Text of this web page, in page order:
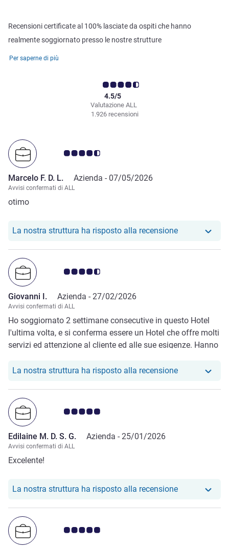
Recensioni certificate al 100% lasciate da ospiti che hanno
realmente soggiornato presso le nostre strutture
Per saperne di più
Valutazione ALL
4.5/5
1.926 recensioni
Giudizio clienti 4.5/5
Marcelo F. D. L. Azienda - 07/05/2026
Avvisi confermati di ALL
otimo
La nostra struttura ha risposto alla recensioneIl nostro hotel
Giudizio clienti 4.5/5
Giovanni I. Azienda - 27/02/2026
Avvisi confermati di ALL
Ho soggiornato 2 settimane consecutive in questo Hotel
l'ultima volta, e si conferma essere un Hotel che offre molti
servizi ed attenzione al cliente ed alle sue esigenze. Hanno
grande professionalità e rapidità. In hotel si trova una
La nostra struttura ha risposto alla recensioneIl nostro hotel
Giudizio clienti 5.0/5
Edilaine M. D. S. G. Azienda - 25/01/2026
Avvisi confermati di ALL
Excelente!
La nostra struttura ha risposto alla recensioneIl nostro hotel
Giudizio clienti 5.0/5